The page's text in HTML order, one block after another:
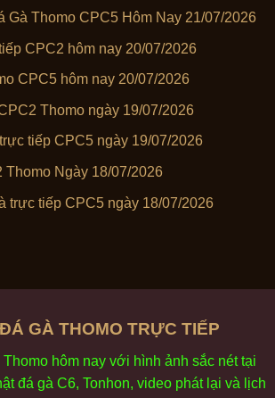
Gà Thomo CPC5 Hôm Nay 21/07/2026
CPC2 hôm nay 20/07/2026
CPC5 hôm nay 20/07/2026
Thomo ngày 19/07/2026
tiếp CPC5 ngày 19/07/2026
Ngày 18/07/2026
trực tiếp CPC5 ngày 18/07/2026
ĐÁ GÀ THOMO TRỰC TIẾP
Thomo hôm nay với hình ảnh sắc néttại
đá gà C6, Tonhon, video phátl ại và ịch